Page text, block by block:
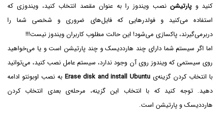
کنید و پارتیشننصب ویندوز را به عنوان مقصد انتخاب کنید، ویندوزی که
استفاده می‌کنید و فولدرهایی که فایل‌های ضروری و شخصی شما را
دربرمی‌گیرند، پاکسازی می‌شود! این حالت مطلوب کاربران ویندوز نیست!!!
اما اگر سیستم شما دارای چند هارددیسک و چند پارتیشن است و یا می‌خواهید
روی سیستمی که ویندوز روی آن وجود ندارد، سیستم عامل نصب کنید، می‌توانید
با انتخاب کردن گزینه‌ی Erase disk and install Ubuntu به نصب اوبونتو ادامه
دهید. توجه کنید که با انتخاب این گزینه، مرحله‌ی بعدی انتخاب کردن
هارددیسک و پارتیشن است.